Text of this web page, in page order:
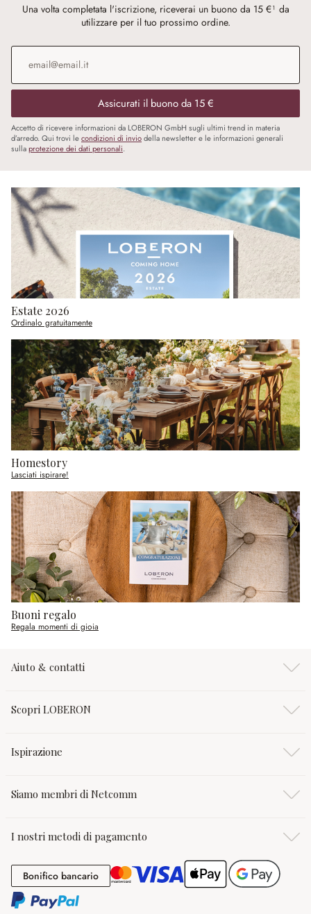
Una volta completata l'iscrizione, riceverai un buono da 15 €¹ da
utilizzare per il tuo prossimo ordine.
Indirizzo e-mail
Assicurati il buono da 15 €
Accetto di ricevere informazioni da LOBERON GmbH sugli ultimi trend in materia
d’arredo. Qui trovi lecondizioni di inviodella newsletter e le informazioni generali
sullaprotezione dei dati personali.
Estate 2026
Ordinalo gratuitamente
Homestory
Lasciati ispirare!
Buoni regalo
Regala momenti di gioia
Aiuto & contatti
Scopri LOBERON
Ispirazione
Siamo membri di Netcomm
I nostri metodi di pagamento
Bonifico bancarioBonifico bancario